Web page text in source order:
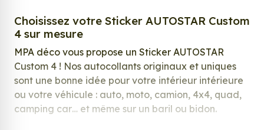
Choisissez votre Sticker AUTOSTAR Custom
4 sur mesure
MPA déco vous propose un Sticker AUTOSTAR
Custom 4 ! Nos autocollants originaux et uniques
sont une bonne idée pour votre intérieur intérieure
ou votre véhicule : auto, moto, camion, 4x4, quad,
camping car… et même sur un baril ou bidon.